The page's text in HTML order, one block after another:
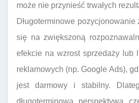
może nie przynieść trwałych
Długoterminowe
się na zwiększoną
efekcie na wzrost sprzedaży lub
reklamowych (np. Google Ads),
jest darmowy i stabilny.
długoterminowa perspektywa